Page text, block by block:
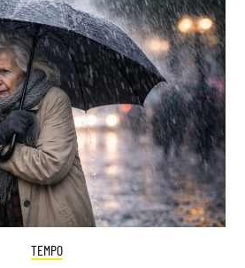
TEMPO